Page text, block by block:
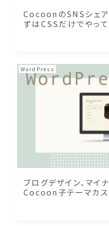
CocoonのSNSシェア
ずはCSSだけでやっ
WordPress
ブログデザイン、マイ
Cocoon子テーマカス